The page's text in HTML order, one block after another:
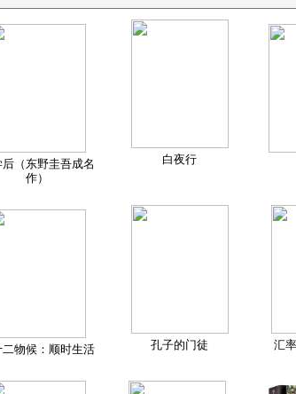
（东野圭吾成名
作）
白夜行
二物候：顺时生活 孔子的门徒 汇